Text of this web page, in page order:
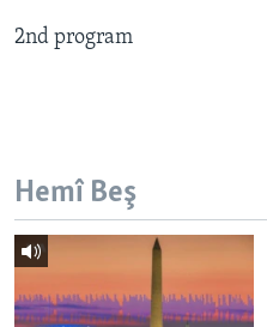
2nd program
Hemî Beş